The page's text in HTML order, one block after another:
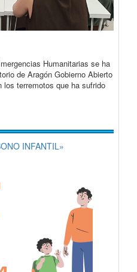
Humanitarias se ha
de Aragón Gobierno Abierto
terremotos que ha sufrido
INFANTIL»